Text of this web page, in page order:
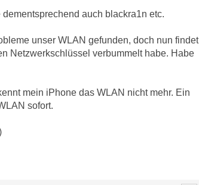
auch blackra1n etc.
unser WLAN gefunden, doch nun findet
Netzwerkschlüssel verbummelt habe. Habe
mein iPhone das WLAN nicht mehr. Ein
sofort.